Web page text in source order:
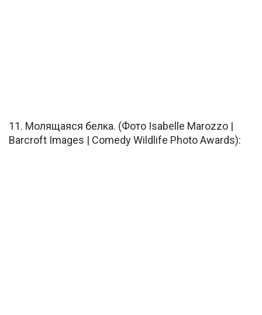
11. Молящаяся белка. (Фото Isabelle Marozzo |
Barcroft Images | Comedy Wildlife Photo Awards):